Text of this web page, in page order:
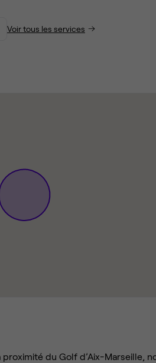
Voir tous les services
du Golf d’Aix-Marseille,